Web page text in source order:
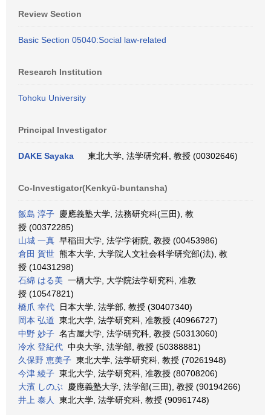
Review Section
Basic Section 05040:Social law-related
Research Institution
Tohoku University
Principal Investigator
DAKE Sayaka 東北大学, 法学研究科, 教授 (00302646)
Co-Investigator(Kenkyū-buntansha)
飯島 淳子 慶應義塾大学, 法務研究科(三田), 教
授 (00372285)
山城 一真 早稲田大学, 法学学術院, 教授 (00453986)
倉田 賀世 熊本大学, 大学院人文社会科学研究部(法), 教
授 (10431298)
石綿 はる美 一橋大学, 大学院法学研究科, 准教
授 (10547821)
橋爪 幸代 日本大学, 法学部, 教授 (30407340)
岡本 弘道 東北大学, 法学研究科, 准教授 (40966727)
中野 妙子 名古屋大学, 法学研究科, 教授 (50313060)
冷水 登紀代 中央大学, 法学部, 教授 (50388881)
久保野 恵美子 東北大学, 法学研究科, 教授 (70261948)
今津 綾子 東北大学, 法学研究科, 准教授 (80708206)
大濱 しのぶ 慶應義塾大学, 法学部(三田), 教授 (90194266)
井上 泰人
東北大学, 法学研究科, 教授 (90961748)